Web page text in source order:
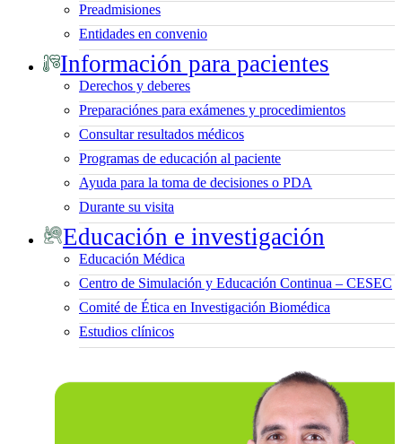
Preadmisiones
Entidades en convenio
Información para pacientes
Derechos y deberes
Preparaciónes para exámenes y procedimientos
Consultar resultados médicos
Programas de educación al paciente
Ayuda para la toma de decisiones o PDA
Durante su visita
Educación e investigación
Educación Médica
Centro de Simulación y Educación Continua – CESEC
Comité de Ética en Investigación Biomédica
Estudios clínicos